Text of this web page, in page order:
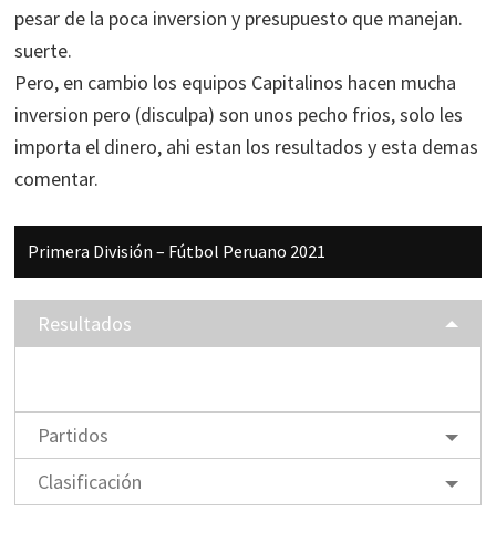
pesar de la poca inversion y presupuesto que manejan.
suerte.
Pero, en cambio los equipos Capitalinos hacen mucha
inversion pero (disculpa) son unos pecho frios, solo les
importa el dinero, ahi estan los resultados y esta demas
comentar.
Barra
lateral
principal
Primera División – Fútbol Peruano 2021
Resultados
Partidos
Clasificación